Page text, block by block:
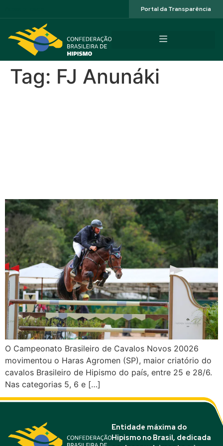
Portal da Transparência
Tag: FJ Anunáki
O Campeonato Brasileiro de Cavalos Novos 20026
movimentou o Haras Agromen (SP), maior criatório do
cavalos Brasileiro de Hipismo do país, entre 25 e 28/6.
Nas categorias 5, 6 e […]
Entidade máxima do
Hipismo no Brasil, dedicada